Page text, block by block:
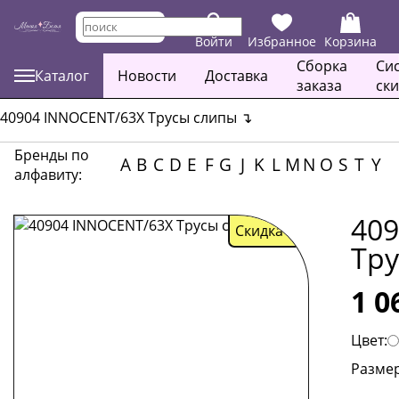
Войти Избранное Корзина
Каталог Новости Доставка
Сборка
заказа
40904 INNOCENT/63X Трусы слипы ↴
Бренды по
алфавиту:
A B C D E F G J K L MN O S T Y
Скидка33
1
Цвет: